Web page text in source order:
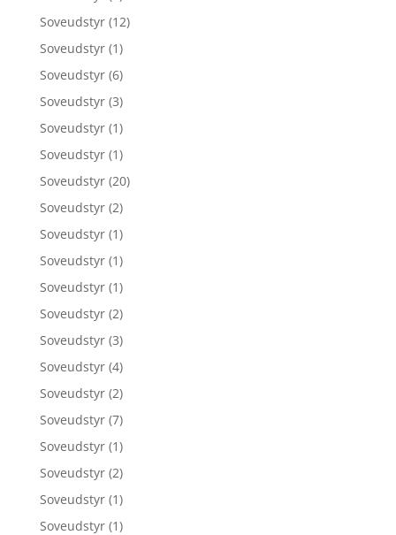
Soveudstyr (12)
Soveudstyr (1)
Soveudstyr (6)
Soveudstyr (3)
Soveudstyr (1)
Soveudstyr (1)
Soveudstyr (20)
Soveudstyr (2)
Soveudstyr (1)
Soveudstyr (1)
Soveudstyr (1)
Soveudstyr (2)
Soveudstyr (3)
Soveudstyr (4)
Soveudstyr (2)
Soveudstyr (7)
Soveudstyr (1)
Soveudstyr (2)
Soveudstyr (1)
Soveudstyr (1)